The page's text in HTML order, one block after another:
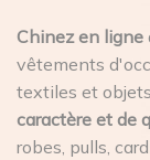
Chinez en ligne
vêtements
textiles et
caractère et de
robes, pulls,